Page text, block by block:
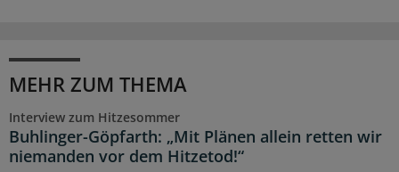
MEHR ZUM THEMA
Interview zum Hitzesommer
Buhlinger-Göpfarth: „Mit Plänen allein retten wir
niemanden vor dem Hitzetod!“